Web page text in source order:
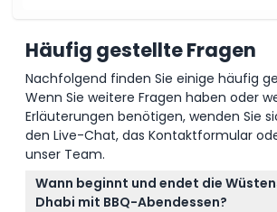
Häufig gestellte Fragen
Nachfolgend finden Sie einige häufig
Wenn Sie weitere Fragen haben oder
Erläuterungen benötigen, wenden Sie
den Live-Chat, das Kontaktformular
unser Team.
Wann beginnt und endet die
Dhabi mit BBQ-Abendessen?